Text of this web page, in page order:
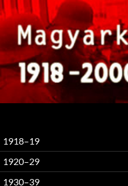
1918–19
1920–29
1930–39